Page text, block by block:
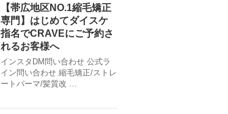
【帯広地区NO.1縮毛矯正
専門】はじめてダイスケ
指名でCRAVEにご予約さ
れるお客様へ
インスタDM問い合わせ 公式ラ
イン問い合わせ 縮毛矯正/ストレ
ートパーマ/髪質改 …